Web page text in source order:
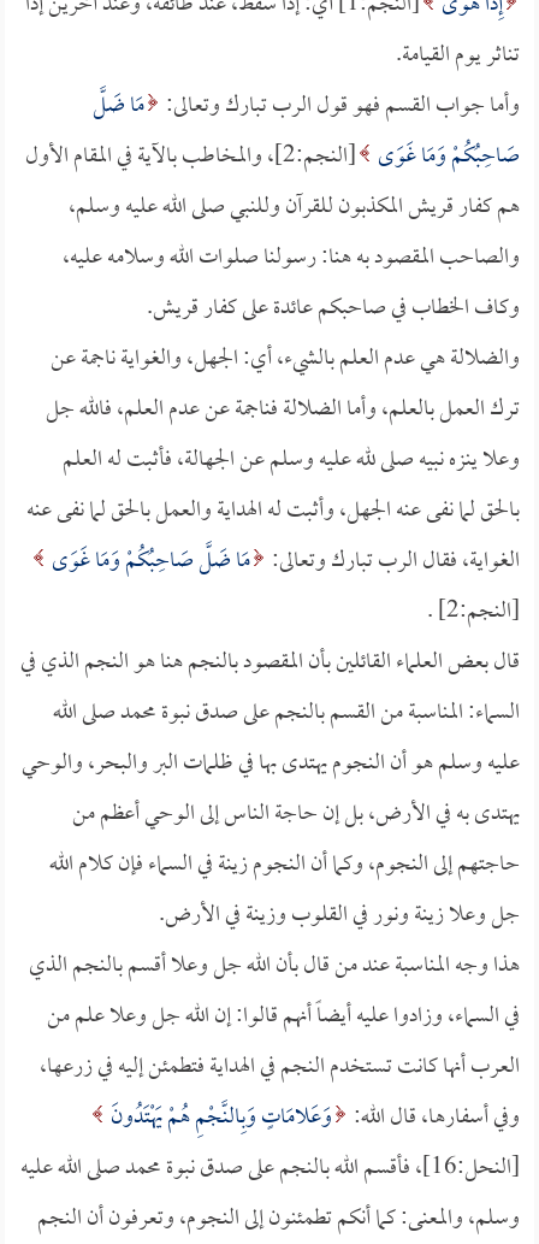
تناثر يوم القيامة.
وأما جواب القسم فهو قول الرب تبارك وتعالى: مَا ضَلَّ
صَاحِبُكُمْ وَمَا غَوَى
[النجم:2]، والمخاطب بالآية في المقام الأول
هم كفار قريش المكذبون للقرآن وللنبي صلى الله عليه وسلم،
والصاحب المقصود به هنا: رسولنا صلوات الله وسلامه عليه،
وكاف الخطاب في صاحبكم عائدة على كفار قريش.
والضلالة هي عدم العلم بالشيء، أي: الجهل، والغواية ناجمة عن
ترك العمل بالعلم، وأما الضلالة فناجمة عن عدم العلم، فالله جل
وعلا ينزه نبيه صلى لله عليه وسلم عن الجهالة، فأثبت له العلم
بالحق لما نفى عنه الجهل، وأثبت له الهداية والعمل بالحق لما نفى عنه
الغواية، فقال الرب تبارك وتعالى: مَا ضَلَّ صَاحِبُكُمْ وَمَا غَوَى
[النجم:2] .
قال بعض العلماء القائلين بأن المقصود بالنجم هنا هو النجم الذي في
السماء: المناسبة من القسم بالنجم على صدق نبوة محمد صلى الله
عليه وسلم هو أن النجوم يهتدى بها في ظلمات البر والبحر، والوحي
يهتدى به في الأرض، بل إن حاجة الناس إلى الوحي أعظم من
حاجتهم إلى النجوم، وكما أن النجوم زينة في السماء فإن كلام الله
جل وعلا زينة ونور في القلوب وزينة في الأرض.
هذا وجه المناسبة عند من قال بأن الله جل وعلا أقسم بالنجم الذي
في السماء، وزادوا عليه أيضاً أنهم قالوا: إن الله جل وعلا علم من
العرب أنها كانت تستخدم النجم في الهداية فتطمئن إليه في زرعها،
وفي أسفارها، قال الله: وَعَلامَاتٍ وَبِالنَّجْمِ هُمْ يَهْتَدُونَ
[النحل:16]، فأقسم الله بالنجم على صدق نبوة محمد صلى الله عليه
وسلم، والمعنى: كما أنكم تطمئنون إلى النجوم، وتعرفون أن النجم